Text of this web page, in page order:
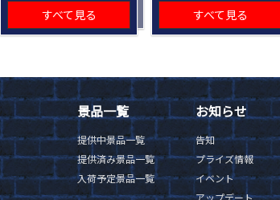
すべて見る
すべて見る
景品一覧
提供中景品一覧
提供済み景品一覧
入荷予定景品一覧
お知らせ
告知
プライズ情報
イベント
アップデート